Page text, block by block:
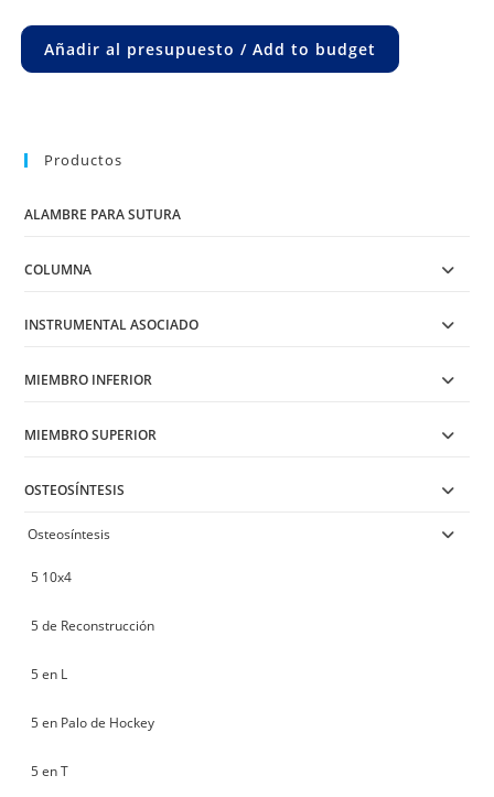
Añadir al presupuesto / Add to budget
Productos
ALAMBRE PARA SUTURA
COLUMNA
INSTRUMENTAL ASOCIADO
MIEMBRO INFERIOR
MIEMBRO SUPERIOR
OSTEOSÍNTESIS
Osteosíntesis
5 10x4
5 de Reconstrucción
5 en L
5 en Palo de Hockey
5 en T